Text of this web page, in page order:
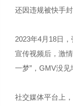
还因违规被快手
2023年4月18日
宣传视频后，激
一梦”，GMV没见
社交媒体平台上